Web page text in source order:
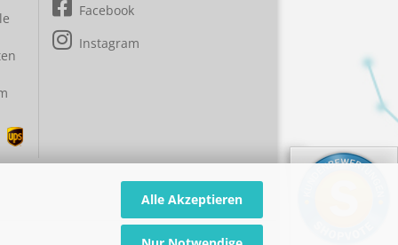
Alle Akzeptieren
Facebook
Instagram